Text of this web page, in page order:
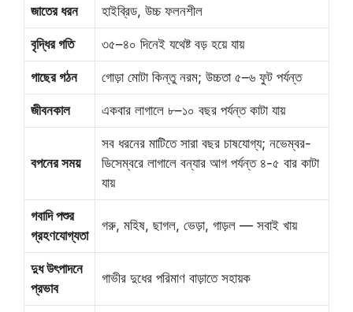
জাতের ধরন হাইব্রিড, উচ্চ ফলনশীল
বৃদ্ধির গতি ৩৫–৪০ দিনেই যথেষ্ট বড় হয়ে যায়
গাছের গঠন গোড়া মোটা কিন্তু নরম; উচ্চতা ৫–৬ ফুট পর্যন্ত
জীবনকাল একবার লাগালে ৮–১০ বছর পর্যন্ত কাটা যায়
বপনের সময়
সব ধরনের মাটিতে সারা বছর চাষযোগ্য; নভেম্বর-
ডিসেম্বরে লাগালে বন্যার আগ পর্যন্ত ৪-৫ বার কাটা
যায়
গবাদি পশুর
গ্রহণযোগ্যতা
গরু, মহিষ, ছাগল, ভেড়া, গাড়ল — সবাই খায়
দুধ উৎপাদনে
প্রভাব
গাভীর দুধের পরিমাণ বাড়াতে সহায়ক